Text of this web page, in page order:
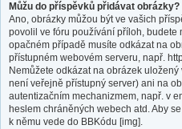
Můžu do příspěvků přidávat obrázky?
Ano, obrázky můžou být ve vašich
povolil ve fóru používání příloh, budete
opačném případě musíte odkázat na
přístupném webovém serveru, např.
Nemůžete odkázat na obrázek
není veřejně přístupný server) ani na
autentizačním mechanizmem, např. v
heslem chráněných webech atd. Aby
k němu vede do BBKódu [img].